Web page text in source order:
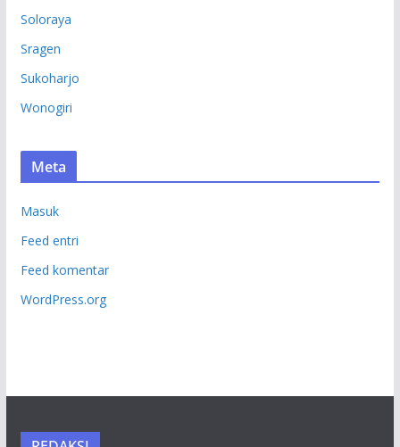
Soloraya
Sragen
Sukoharjo
Wonogiri
Meta
Masuk
Feed entri
Feed komentar
WordPress.org